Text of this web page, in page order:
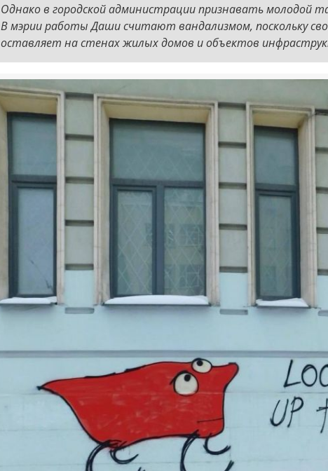
Однако в городской администрации признавать молодой
В мэрии работы Даши считают вандализмом, поскольку
оставляет на стенах жилых домов и объектов